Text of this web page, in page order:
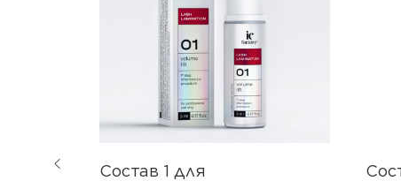
Состав 1 для